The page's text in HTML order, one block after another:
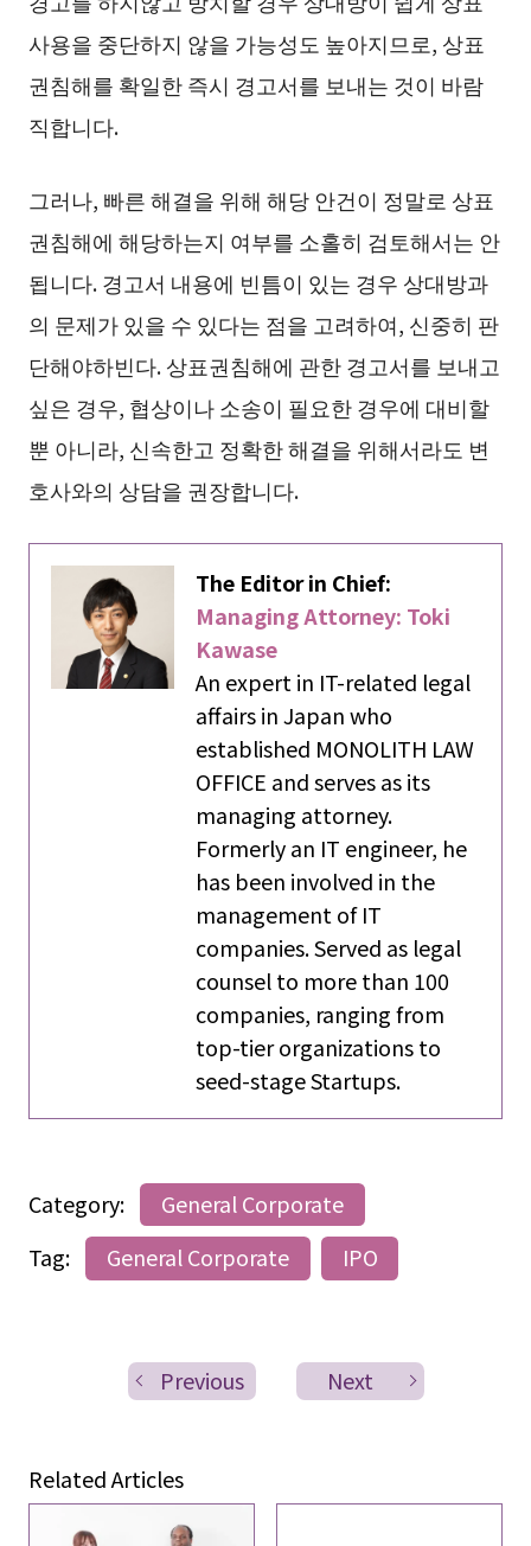
사용을 중단하지 않을 가능성도 높아지므로, 상표
권침해를 확일한 즉시 경고서를 보내는 것이 바람
직합니다.
그러나, 빠른 해결을 위해 해당 안건이 정말로 상표
권침해에 해당하는지 여부를 소홀히 검토해서는 안
됩니다. 경고서 내용에 빈틈이 있는 경우 상대방과
의 문제가 있을 수 있다는 점을 고려하여, 신중히 판
단해야하빈다. 상표권침해에 관한 경고서를 보내고
싶은 경우, 협상이나 소송이 필요한 경우에 대비할
뿐 아니라, 신속한고 정확한 해결을 위해서라도 변
호사와의 상담을 권장합니다.
The Editor in Chief:
Managing Attorney: Toki
Kawase
An expert in IT-related legal
affairs in Japan who
established MONOLITH LAW
OFFICE and serves as its
managing attorney.
Formerly an IT engineer, he
has been involved in the
management of IT
companies. Served as legal
counsel to more than 100
companies, ranging from
top-tier organizations to
seed-stage Startups.
Category:
General Corporate
Tag:
General Corporate IPO
Previous Next
Related Articles